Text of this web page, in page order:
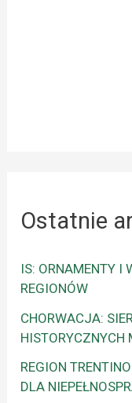
Ostatnie
IS: ORNAMENTY I
REGIONÓW
CHORWACJA:
HISTORYCZNYCH
REGION
DLA